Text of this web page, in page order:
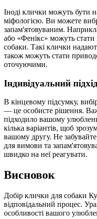
Іноді клички можуть бути
міфологією. Ви можете
запам'ятовуваним.
або «Фенікс» можуть
собаки. Такі клички
також можуть стати
оточуючими.
Індивідуальний
В кінцевому підсумку,
— це особисте рішення.
підходило вашому
кілька варіантів, щоб
вашому другу. Не
для вимови та
швидко на неї реагувати.
Висновок
Добір клички для собаки
відповідальний процес.
особливості вашого